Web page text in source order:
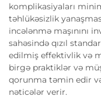
komplikasiyaları
təhlükəsizlik
incələnmə maşınını
sahəsində qızıl
edilmiş effektivlik və
birgə praktiklər və
qorunma təmin edir
nəticələr verir.